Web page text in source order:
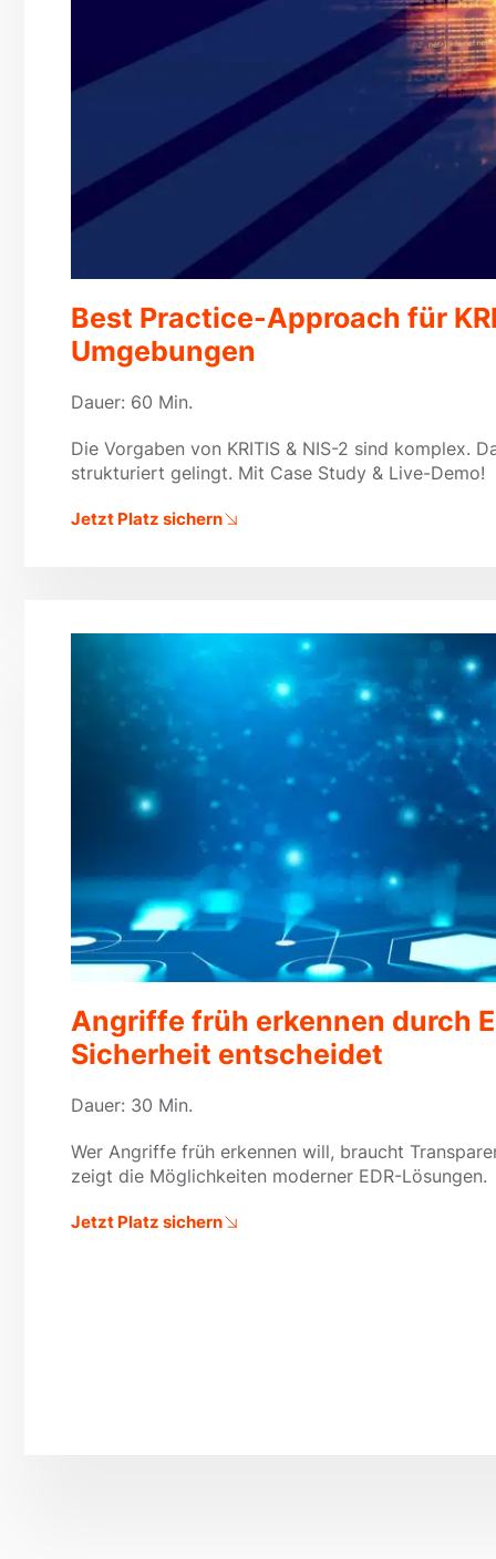
Best Practice-Approach für
Umgebungen
Dauer: 60 Min.
Die Vorgaben von KRITIS & NIS-2 sind komplex.
strukturiert gelingt. Mit Case Study & Live-Demo!
Jetzt Platz sichern
Angriffe früh erkennen durch
Sicherheit entscheidet
Dauer: 30 Min.
Wer Angriffe früh erkennen will, braucht
zeigt die Möglichkeiten moderner EDR-Lösungen.
Jetzt Platz sichern